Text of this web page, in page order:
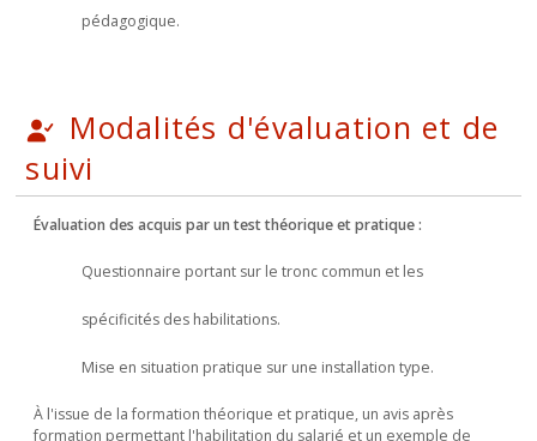
pédagogique.
Modalités d'évaluation et de
suivi
Évaluation des acquis par un test théorique et pratique :
Questionnaire portant sur le tronc commun et les
spécificités des habilitations.
Mise en situation pratique sur une installation type.
À l'issue de la formation théorique et pratique, un avis après
formation permettant l'habilitation du salarié et un exemple de